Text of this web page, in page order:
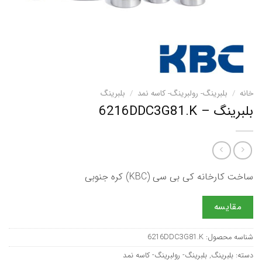
خانه / بلبرینگ- رولبرینگ- کاسه نمد / بلبرینگ
بلبرینگ – 6216DDC3G81.K
ساخت کارخانه کی بی سی (KBC) کره جنوبی
مقایسه
شناسه محصول: 6216DDC3G81.K
دسته: بلبرینگ, بلبرینگ- رولبرینگ- کاسه نمد